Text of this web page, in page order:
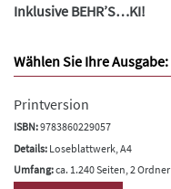
Inklusive BEHR’S…KI!
Wählen Sie Ihre Ausgabe:
Printversion
ISBN:9783860229057
Details: Loseblattwerk, A4
Umfang:ca. 1.240 Seiten, 2 Ordner